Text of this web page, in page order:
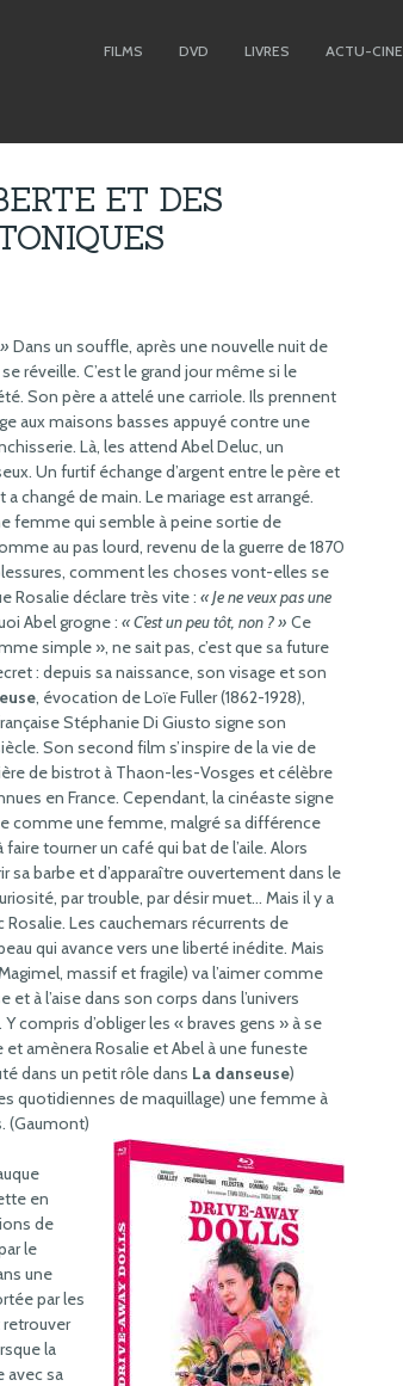
FILMS DVD LIVRES ACTU-CINE
ET DES
Dans un souffle, après une nouvelle nuit de
réveille. C’est le grand jour même si le
Son père a attelé une carriole. Ils prennent
aux maisons basses appuyé contre une
Là, les attend Abel Deluc, un
Un furtif échange d’argent entre le père et
a changé de main. Le mariage est arrangé.
femme qui semble à peine sortie de
au pas lourd, revenu de la guerre de 1870
comment les choses vont-elles se
Rosalie déclare très vite : « Je ne veux pas une
Abel grogne : « C’est un peu tôt, non ? » Ce
simple », ne sait pas, c’est que sa future
: depuis sa naissance, son visage et son
, évocation de Loïe Fuller (1862-1928),
Stéphanie Di Giusto signe son
Son second film s’inspire de la vie de
de bistrot à Thaon-les-Vosges et célèbre
en France. Cependant, la cinéaste signe
comme une femme, malgré sa différence
tourner un café qui bat de l’aile. Alors
sa barbe et d’apparaître ouvertement dans le
par trouble, par désir muet… Mais il y a
Les cauchemars récurrents de
qui avance vers une liberté inédite. Mais
massif et fragile) va l’aimer comme
à l’aise dans son corps dans l’univers
compris d’obliger les « braves gens » à se
et amènera Rosalie et Abel à une funeste
dans un petit rôle dans La danseuse)
quotidiennes de maquillage) une femme à
(Gaumont)
en
de
le
une
par les
retrouver
la
avec sa